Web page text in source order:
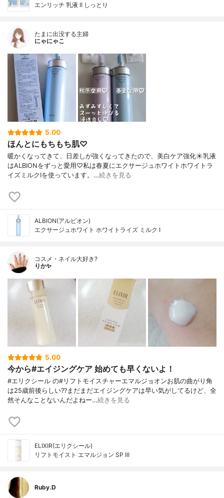
エンリッチ 乳液 II しっとり
たまに出没する主婦
にゃにゃこ
5.00
ほんとにもちもち肌♡
暖かくなってきて、日差しが強くなってきたので、美白ケア強化☀乳液
はALBIONをずっと愛用♡私は春夏にエクサージュホワイトホワイトラ
イズミルクⅠを使っています。…続きを見る
ALBION(アルビオン)
エクサージュホワイト ホワイトライズ ミルク Ⅰ
コスメ・ネイル大好き?
りか✨
5.00
今から#エイジングケア 始めても早くないよ！
#エリクシール の#リフトモイスチャーエマルジョオンお肌の曲がり角
は25歳前後らしい??まだまだエイジングケアは早い気がしてるけど、全
然そんなことないんだよねー…続きを見る
ELIXIR(エリクシール)
リフトモイスト エマルジョン SP III
Ruby.D